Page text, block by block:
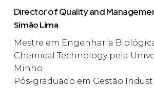
Director of Quality and
Simão Lima
Mestre em Engenharia
Chemical Technology pela
Minho
Pós-graduado em Gestão